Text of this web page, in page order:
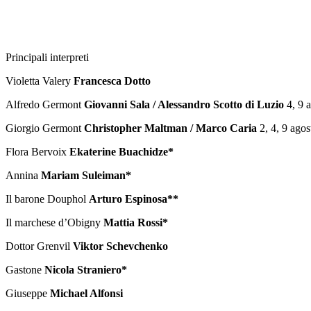
Principali interpreti
Violetta Valery Francesca Dotto
Alfredo Germont Giovanni Sala / Alessandro Scotto di Luzio 4, 9
Giorgio Germont Christopher Maltman / Marco Caria 2, 4, 9
Flora Bervoix Ekaterine Buachidze*
Annina Mariam Suleiman*
Il barone Douphol Arturo Espinosa**
Il marchese d’Obigny Mattia Rossi*
Dottor Grenvil Viktor Schevchenko
Gastone Nicola Straniero*
Giuseppe Michael Alfonsi